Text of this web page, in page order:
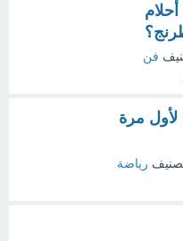
فن
مرة
رياضة